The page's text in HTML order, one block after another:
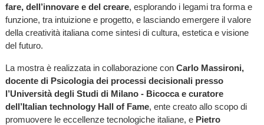
fare, dell’innovare e del creare, esplorando i legami tra forma e
funzione, tra intuizione e progetto, e lasciando emergere il valore
della creatività italiana come sintesi di cultura, estetica e visione
del futuro.
La mostra è realizzata in collaborazione conCarlo Massironi,
docente di Psicologia dei processi decisionali presso
l’Università degli Studi di Milano - Bicocca e curatore
dell’Italian technology Hall of Fame, ente creato allo scopo di
promuovere le eccellenze tecnologiche italiane, e Pietro